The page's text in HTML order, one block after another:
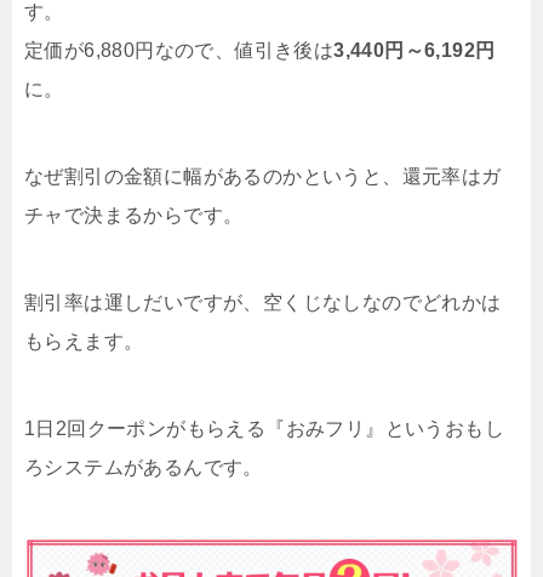
す。
定価が6,880円なので、値引き後は3,440円～6,192円
に。
なぜ割引の金額に幅があるのかというと、還元率はガ
チャで決まるからです。
割引率は運しだいですが、空くじなしなのでどれかは
もらえます。
1日2回クーポンがもらえる『おみフリ』というおもし
ろシステムがあるんです。